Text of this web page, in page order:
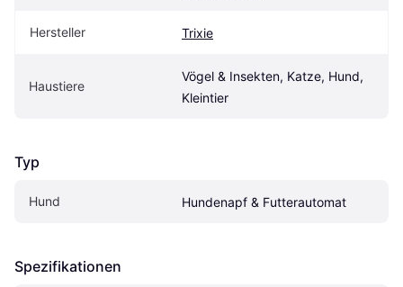
Hersteller Trixie
Haustiere
Vögel & Insekten, Katze, Hund,
Kleintier
Typ
Hund Hundenapf & Futterautomat
Spezifikationen